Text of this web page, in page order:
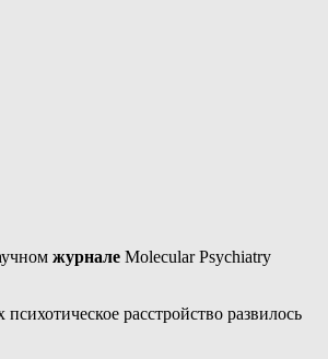
журнале Molecular Psychiatry
расстройство развилось